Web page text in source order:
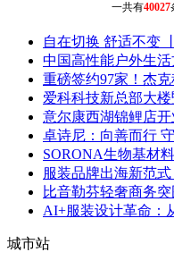
一共有40027
自在切换 舒适不变
中国高性能户外生
重磅签约97家！杰
爱科科技新总部大
意尔康西湖锦鲤店
卓诗尼：向善而行
SORONA生物基材
服装品牌出海新范
比音勒芬轻奢商务
AI+服装设计革命：
城市站